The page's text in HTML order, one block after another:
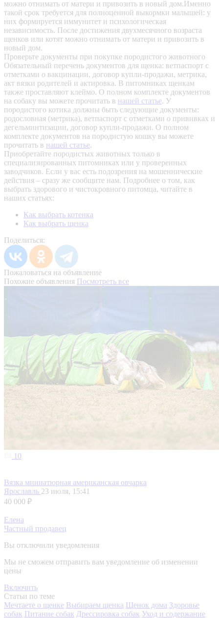
можно отнимать от матери и привозить в новый дом.Именно
такой срок требуется для полноценной выкормки малышей: у
них формируется иммунитет и психологическая
независимость. После достижения двухмесячного возраста
щенков или котят можно отнимать от матери и привозить в
новый дом.
Проверьте документы при покупке породистого животного
Обязательный перечень документов для щенка: ветпаспорт с
отметками о вакцинации, договор купли-продажи, метрика,
акт вязки родителей и актировка. В питомниках щенкам
также проставляют клеймо. О полном комплекте документов
на собаку вы можете прочитать в нашей статье. У
породистого котика должны быть следующие документы:
родословная (метрика), ветпаспорт с отметками о прививках и
дегельминтизации, договор купли-продажи. О полном
комплекте документов на породистую кошку вы можете
прочитать в нашей статье.
Приобретайте породистых животных только в
специализированных питомниках или у проверенных
заводчиков. Если у вас есть подозрения на мошеннические
действия – сразу же сообщите нам. Подробнее о том, как
выбрать здорового и чистокровного питомца, читайте в
наших статьях:
Как выбрать котенка
Как выбрать щенка
Поделиться:
Пожаловаться на объявление
Похожие объявления Посмотреть все
10
Вязка миниатюрная американская овчарка
Ярославль 23 июля, 15:41
40 000 ₽
Елена
Частный продавец
Вы отключили уведомления
Мы не сможем отправить вам уведомление об изменении
цены
Включить
Статьи по теме
Мечтаете о щенке Выбираем щенка Щенок дома Здоровье
собак Питание собак Дрессировка собак Уход и содержание